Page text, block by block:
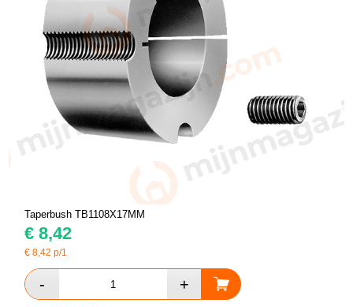
Taperbush TB1108X17MM
€ 8,42
€8,42 p/1